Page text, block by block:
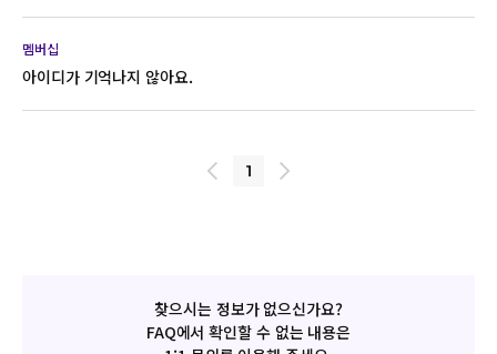
완료한 후 비밀번호 재설정을 통해 로그인이 가능합니다.
홈페이지에서 진행한 이벤트는 ‘EVENT’ 메뉴 공지사항을 통해
발표합니다. 페이스북, 인스타그램 등의 SNS에서 진행한
이벤트는 해당 채널에서 공지되거나 개별 통보되오니 이점 참고
멤버십
아이디가 기억나지 않아요.
확인할 수 있습니다. 아이디를 잊어버린 경우, 성함, 회원가입시
1
찾으시는 정보가 없으신가요?
FAQ에서 확인할 수 없는 내용은